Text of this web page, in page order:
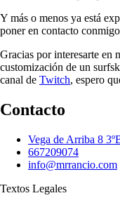
Y más o menos ya está
poner en contacto
Gracias por interesarte en
customización de un
canal de Twitch, espero
Contacto
Vega de Arriba 8
667209074
info@mrrancio.com
Textos Legales